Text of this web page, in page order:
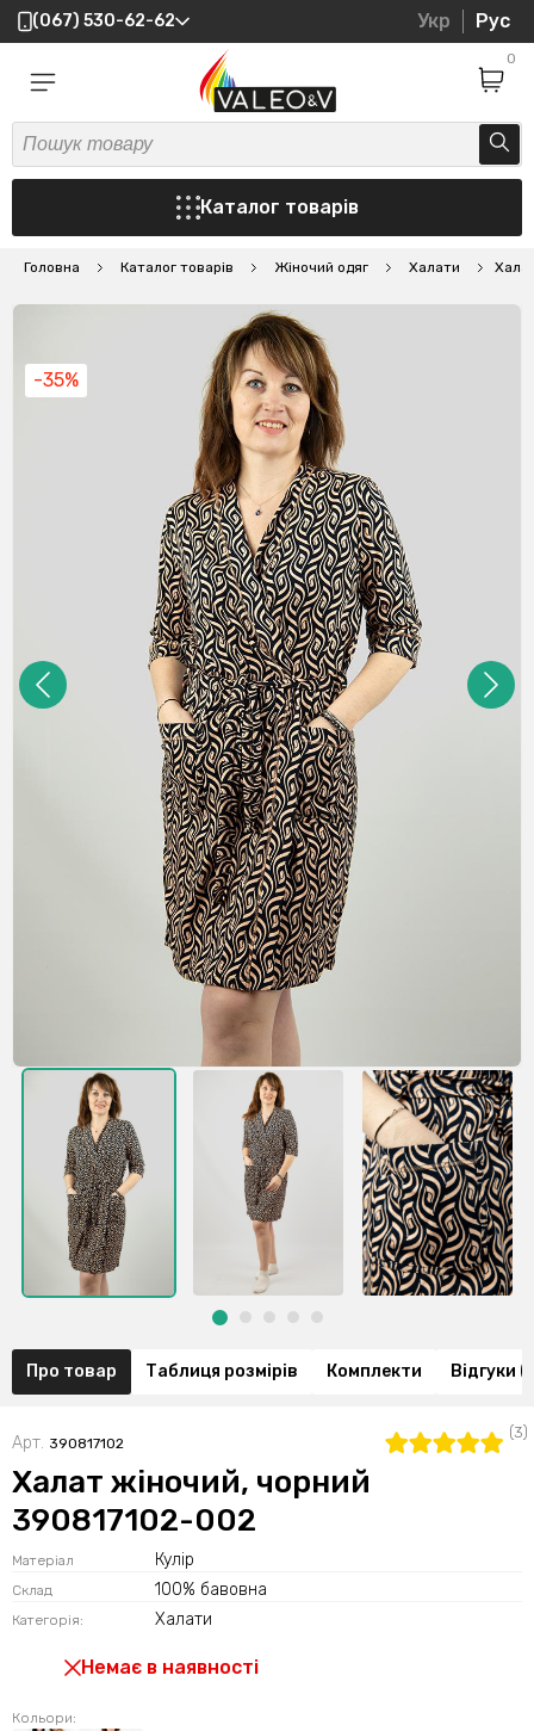
(067) 530-62-62 Укр Рус
0
Каталог товарів
Головна Каталог товарів Жіночий одяг Халати
-35%
Про товар Таблиця розмірів Комплекти Відгуки
Арт. 390817102
(3)
Халат жіночий, чорний
390817102-002
Матеріал Кулір
Склад 100% бавовна
Категорія: Халати
Немає в наявності
Кольори: